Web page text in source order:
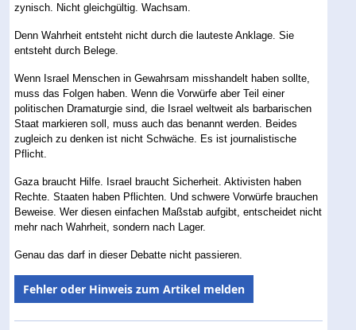
zynisch. Nicht gleichgültig. Wachsam.
Denn Wahrheit entsteht nicht durch die lauteste Anklage. Sie
entsteht durch Belege.
Wenn Israel Menschen in Gewahrsam misshandelt haben sollte,
muss das Folgen haben. Wenn die Vorwürfe aber Teil einer
politischen Dramaturgie sind, die Israel weltweit als barbarischen
Staat markieren soll, muss auch das benannt werden. Beides
zugleich zu denken ist nicht Schwäche. Es ist journalistische
Pflicht.
Gaza braucht Hilfe. Israel braucht Sicherheit. Aktivisten haben
Rechte. Staaten haben Pflichten. Und schwere Vorwürfe brauchen
Beweise. Wer diesen einfachen Maßstab aufgibt, entscheidet nicht
mehr nach Wahrheit, sondern nach Lager.
Genau das darf in dieser Debatte nicht passieren.
Fehler oder Hinweis zum Artikel melden